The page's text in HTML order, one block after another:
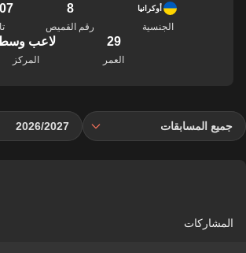
أوكرانيا
الجنسية
8
رقم القميص
07‏/05‏/1997
29
العمر
لاعب
المركز
جميع المسابقات 2026/2027
المشاركات